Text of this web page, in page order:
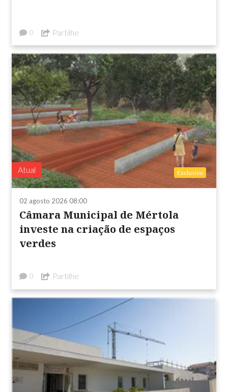
0 Partilhe
Atual Exclusivo
02 agosto 2026 08:00
Câmara Municipal de Mértola
investe na criação de espaços
verdes
0 Partilhe